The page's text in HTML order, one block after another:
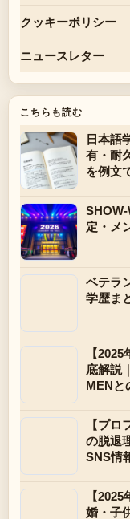
クッキーポリシー
ニュースレター
こちらも読む
日本語
有・耐
を例文
定・メ
ベテラ
学歴ま
【
底解説
MENと
【プ
の脱退
SNS情
【
婚・子